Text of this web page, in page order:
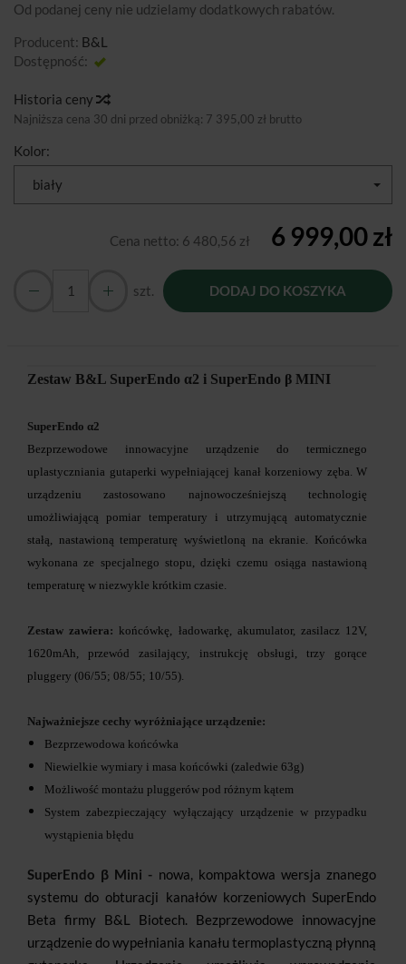
Od podanej ceny nie udzielamy dodatkowych rabatów.
Producent: B&L
Dostępność:
Historia ceny
Najniższa cena 30 dni przed obniżką: 7 395,00 zł brutto
Kolor:
biały
Cena netto: 6 480,56 zł 6 999,00 zł
szt. DODAJ DO KOSZYKA
Zestaw B&L SuperEndo α2 i SuperEndo β MINI
SuperEndo α2
Bezprzewodowe innowacyjne urządzenie do termicznego
uplastyczniania gutaperki wypełniającej kanał korzeniowy zęba. W
urządzeniu zastosowano najnowocześniejszą technologię
umożliwiającą pomiar temperatury i utrzymującą automatycznie
stałą, nastawioną temperaturę wyświetloną na ekranie. Końcówka
wykonana ze specjalnego stopu, dzięki czemu osiąga nastawioną
temperaturę w niezwykle krótkim czasie.
Zestaw zawiera: końcówkę, ładowarkę, akumulator, zasilacz 12V,
1620mAh, przewód zasilający, instrukcję obsługi, trzy gorące
pluggery (06/55; 08/55; 10/55).
Najważniejsze cechy wyróżniające urządzenie:
Bezprzewodowa końcówka
Niewielkie wymiary i masa końcówki (zaledwie 63g)
Możliwość montażu pluggerów pod różnym kątem
System zabezpieczający wyłączający urządzenie w przypadku
wystąpienia błędu
SuperEndo β Mini - nowa, kompaktowa wersja znanego
systemu do obturacji kanałów korzeniowych SuperEndo
Beta firmy B&L Biotech. Bezprzewodowe innowacyjne
urządzenie do wypełniania kanału termoplastyczną płynną